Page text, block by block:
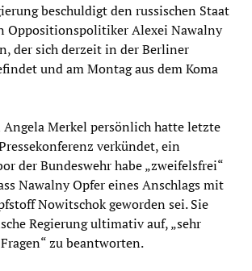
beschuldigt den russischen Staat
Oppositionspolitiker Alexei Nawalny
der sich derzeit in der Berliner
und am Montag aus dem Koma
Merkel persönlich hatte letzte
verkündet, ein
der Bundeswehr habe „zweifelsfrei“
Nawalny Opfer eines Anschlags mit
Nowitschok geworden sei. Sie
Regierung ultimativ auf, „sehr
zu beantworten.